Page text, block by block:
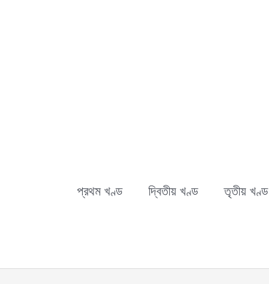
প্রথম খণ্ড দ্বিতীয় খণ্ড তৃতীয় খণ্ড